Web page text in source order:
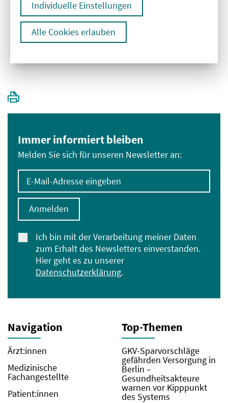
Individuelle Einstellungen
Alle Cookies erlauben
1
Immer informiert bleiben
Melden Sie sich für unseren Newsletter an:
E-Mail-Adresse eingeben
Ich bin mit der Verarbeitung meiner Daten
zum Erhalt des Newsletters einverstanden.
Hier geht es zu unserer
Datenschutzerklärung.
Anmelden
Navigation
Ärzt:innen
Medizinische
Fachangestellte
Patient:innen
Top-Themen
GKV-Sparvorschläge
gefährden Versorgung in
Berlin –
Gesundheitsakteure
warnen vor Kipppunkt
des Systems